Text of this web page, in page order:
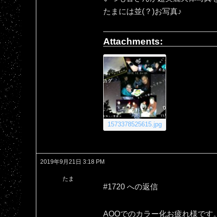
たまには並(？)お写真♪
Attachments:
1573378525615.jpg
2019年9月21日 3:18 PM
たま
#1720 への返信
AOOでのカラー化お疲れ様です。